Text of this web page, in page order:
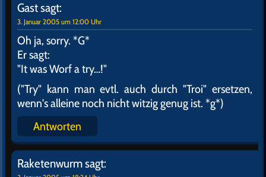
Gastsagt:
3. Januar 2005 um 12:00 Uhr
Oh ja, sorry. *G*
Er sagt:
"It was Worf a try…!"
("Try" kann man evtl. auch durch "Troi" ersetzen,
wenn's alleine noch nicht witzig genug ist. *g*)
Antworten
Raketenwurmsagt: